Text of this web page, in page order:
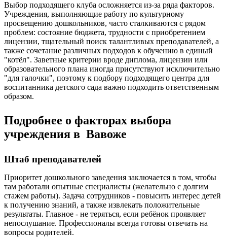
Выбор подходящего клуба осложняется из-за ряда факторов.
Учреждения, выполняющие работу по культурному
просвещению дошкольников, часто сталкиваются с рядом
проблем: состояние бюджета, трудности с приобретением
лицензии, тщательный поиск талантливых преподавателей, а
также сочетание различных подходов к обучению в единый
"котёл". Заветные критерии вроде диплома, лицензии или
образовательного плана иногда присутствуют исключительно
"для галочки", поэтому к подбору подходящего центра для
воспитанника детского сада важно подходить ответственным
образом.
Подробнее о факторах выбора
учреждения в Вавоже
Штаб преподавателей
Приоритет дошкольного заведения заключается в том, чтобы
там работали опытные специалисты (желательно с долгим
стажем работы). Задача сотрудников - повысить интерес детей
к получению знаний, а также извлекать положительные
результаты. Главное - не теряться, если ребёнок проявляет
непослушание. Профессионалы всегда готовы отвечать на
вопросы родителей.